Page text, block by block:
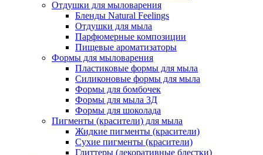
Отдушки для мыловарения
Бленды Natural Feelings
Отдушки для мыла
Парфюмерные композиции
Пищевые ароматизаторы
Формы для мыловарения
Пластиковые формы для мыла
Силиконовые формы для мыла
Формы для бомбочек
Формы для мыла 3Д
Формы для шоколада
Пигменты (красители) для мыла
Жидкие пигменты (красители)
Сухие пигменты (красители)
Глиттеры (декоративные блестки)